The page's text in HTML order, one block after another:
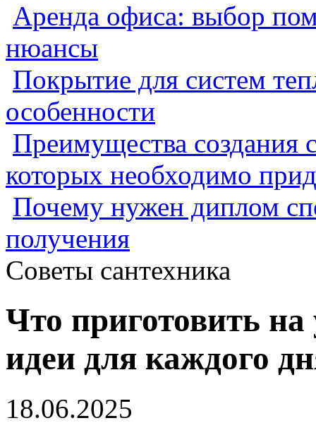
Аренда офиса: выбор
нюансы
Покрытие для систем
особенности
Преимущества создания
которых необходимо
Почему нужен диплом
получения
Советы сантехника
Что приготовить
идеи для каждого
18.06.2025